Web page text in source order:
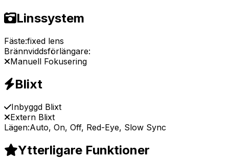
Linssystem
Fäste:fixed lens
Brännviddsförlängare:
Manuell Fokusering
Blixt
Inbyggd Blixt
Extern Blixt
Lägen:Auto, On, Off, Red-Eye, Slow Sync
Ytterligare Funktioner